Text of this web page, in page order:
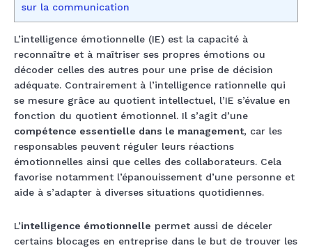
sur la communication
L’intelligence émotionnelle (IE) est la capacité à
reconnaître et à maîtriser ses propres émotions ou
décoder celles des autres pour une prise de décision
adéquate. Contrairement à l’intelligence rationnelle qui
se mesure grâce au quotient intellectuel, l’IE s’évalue en
fonction du quotient émotionnel. Il s’agit d’une
compétence essentielle dans le management, car les
responsables peuvent réguler leurs réactions
émotionnelles ainsi que celles des collaborateurs. Cela
favorise notamment l’épanouissement d’une personne et
aide à s’adapter à diverses situations quotidiennes.
L’intelligence émotionnelle permet aussi de déceler
certains blocages en entreprise dans le but de trouver les